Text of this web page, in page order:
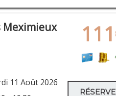
Meximieux
11 Août 2026
cours du 3ème millénaire 333
de Paris 1